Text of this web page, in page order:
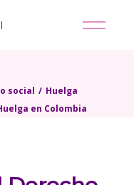
social
Huelga
en Colombia